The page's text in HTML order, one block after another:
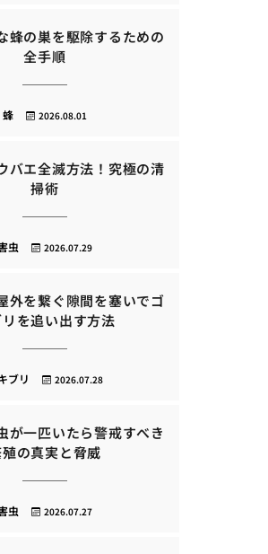
蜂の巣を駆除するための
全手順
2026.08.01
蜂
バエ全滅方法！究極の清
掃術
2026.07.29
虫
外を繋ぐ隙間を塞いでゴ
を追い出す方法
2026.07.28
ブリ
が一匹いたら警戒すべき
の真実と脅威
2026.07.27
虫